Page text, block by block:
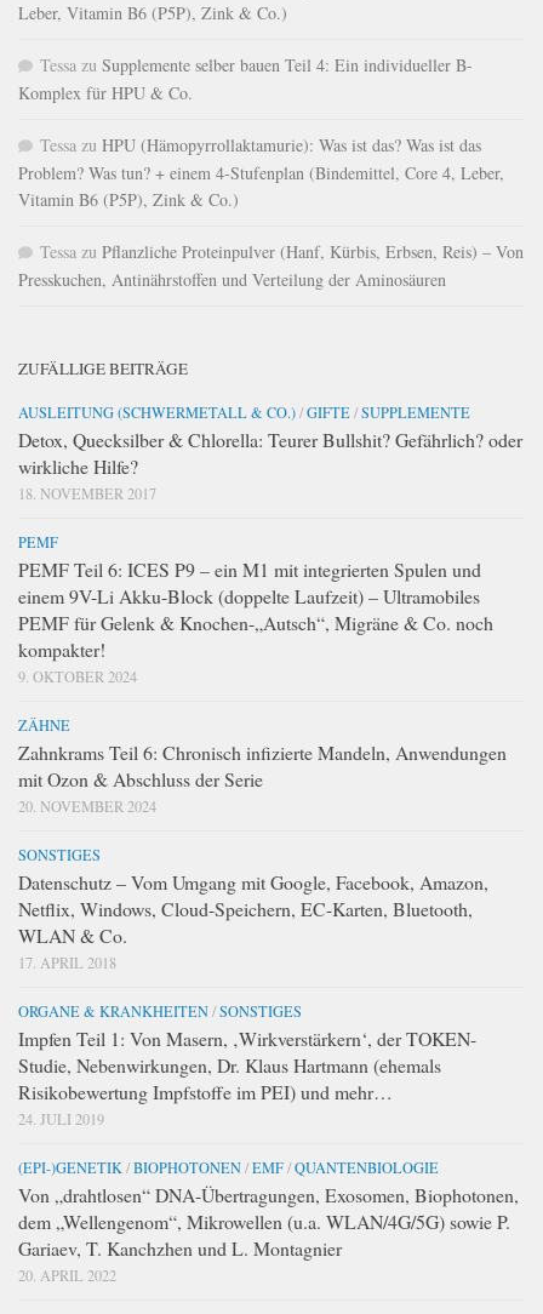
Leber, Vitamin B6 (P5P), Zink & Co.)
Tessa zu Supplemente selber bauen Teil 4: Ein individueller B-
Komplex für HPU & Co.
Tessa zu HPU (Hämopyrrollaktamurie): Was ist das? Was ist das
Problem? Was tun? + einem 4-Stufenplan (Bindemittel, Core 4, Leber,
Vitamin B6 (P5P), Zink & Co.)
Tessa zu Pflanzliche Proteinpulver (Hanf, Kürbis, Erbsen, Reis) – Von
Presskuchen, Antinährstoffen und Verteilung der Aminosäuren
ZUFÄLLIGE BEITRÄGE
AUSLEITUNG (SCHWERMETALL & CO.)/GIFTE/SUPPLEMENTE
Detox, Quecksilber & Chlorella: Teurer Bullshit? Gefährlich? oder
wirkliche Hilfe?
18. NOVEMBER 2017
PEMF
PEMF Teil 6: ICES P9 – ein M1 mit integrierten Spulen und
einem 9V-Li Akku-Block (doppelte Laufzeit) – Ultramobiles
PEMF für Gelenk & Knochen-„Autsch“, Migräne & Co. noch
kompakter!
9. OKTOBER 2024
ZÄHNE
Zahnkrams Teil 6: Chronisch infizierte Mandeln, Anwendungen
mit Ozon & Abschluss der Serie
20. NOVEMBER 2024
SONSTIGES
Datenschutz – Vom Umgang mit Google, Facebook, Amazon,
Netflix, Windows, Cloud-Speichern, EC-Karten, Bluetooth,
WLAN & Co.
17. APRIL 2018
ORGANE & KRANKHEITEN/SONSTIGES
Impfen Teil 1: Von Masern, ‚Wirkverstärkern‘, der TOKEN-
Studie, Nebenwirkungen, Dr. Klaus Hartmann (ehemals
Risikobewertung Impfstoffe im PEI) und mehr…
24. JULI 2019
(EPI-)GENETIK /BIOPHOTONEN/EMF/QUANTENBIOLOGIE
Von „drahtlosen“ DNA-Übertragungen, Exosomen, Biophotonen,
dem „Wellengenom“, Mikrowellen (u.a. WLAN/4G/5G) sowie P.
Gariaev, T. Kanchzhen und L. Montagnier
20. APRIL 2022